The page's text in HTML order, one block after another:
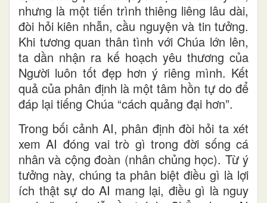
nhưng là một tiến trình thiêng liêng lâu dài,
đòi hỏi kiên nhẫn, cầu nguyện và tin tưởng.
Khi tương quan thân tình với Chúa lớn lên,
ta dần nhận ra kế hoạch yêu thương của
Người luôn tốt đẹp hơn ý riêng mình. Kết
quả của phân định là một tâm hồn tự do để
đáp lại tiếng Chúa “cách quảng đại hơn”.
Trong bối cảnh AI, phân định đòi hỏi ta xét
xem AI đóng vai trò gì trong đời sống cá
nhân và cộng đoàn (nhân chủng học). Từ ý
tưởng này, chúng ta phân biệt điều gì là lợi
ích thật sự do AI mang lại, điều gì là nguy